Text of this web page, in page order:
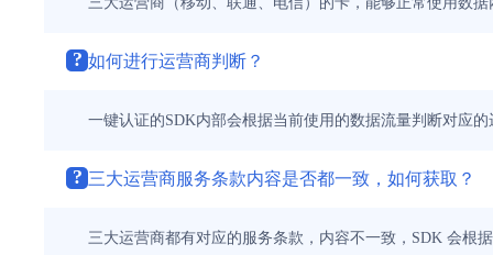
? 如何进行运营商判断？
一键认证的SDK内部会根据当前使用的数据流量判断对应
? 三大运营商服务条款内容是否都一致，如何获取？
三大运营商都有对应的服务条款，内容不一致，SDK 会根